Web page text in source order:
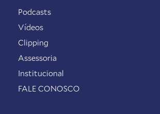
Podcasts
Vídeos
Clipping
Assessoria
Institucional
FALE CONOSCO